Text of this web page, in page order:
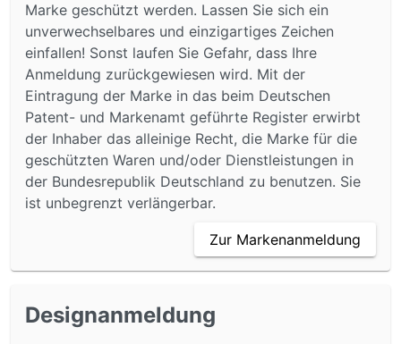
Marke geschützt werden. Lassen Sie sich ein
unverwechselbares und einzigartiges Zeichen
einfallen! Sonst laufen Sie Gefahr, dass Ihre
Anmeldung zurückgewiesen wird. Mit der
Eintragung der Marke in das beim Deutschen
Patent- und Markenamt geführte Register erwirbt
der Inhaber das alleinige Recht, die Marke für die
geschützten Waren und/oder Dienstleistungen in
der Bundesrepublik Deutschland zu benutzen. Sie
ist unbegrenzt verlängerbar.
Zur Markenanmeldung
Designanmeldung